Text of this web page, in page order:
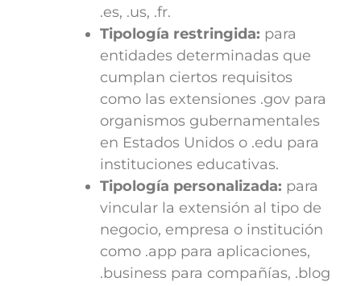
.es, .us, .fr.
Tipología restringida: para
entidades determinadas que
cumplan ciertos requisitos
como las extensiones .gov para
organismos gubernamentales
en Estados Unidos o .edu para
instituciones educativas.
Tipología personalizada: para
vincular la extensión al tipo de
negocio, empresa o institución
como .app para aplicaciones,
.business para compañías, .blog